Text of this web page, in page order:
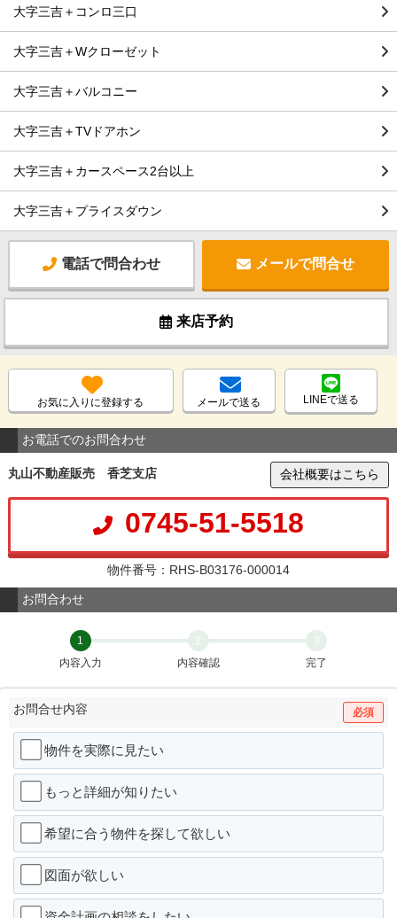
大字三吉＋コンロ三口
大字三吉＋Wクローゼット
大字三吉＋バルコニー
大字三吉＋TVドアホン
大字三吉＋カースペース2台以上
大字三吉＋プライスダウン
電話で問合わせ メールで問合せ
来店予約
お気に入りに登録する メールで送る LINEで送る
お電話でのお問合わせ
丸山不動産販売 香芝支店 会社概要はこちら
0745-51-5518
物件番号：RHS-B03176-000014
お問合わせ
1
内容入力
2
内容確認
3
完了
お問合せ内容 必須
物件を実際に見たい
もっと詳細が知りたい
希望に合う物件を探して欲しい
図面が欲しい